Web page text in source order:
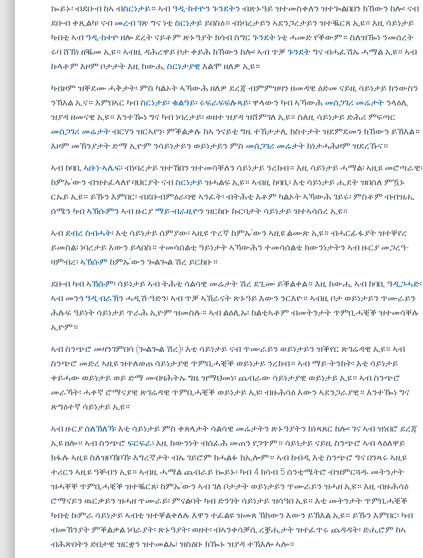
ኰይኑ፡ ብደቡብ ከኣ ብስርነታይ። ኣብ ዓዲ-ከተዮንጉንደትን ብጽኑዓይ ዝተመስቀለን ዝተጐልበበን ክኸውን ከሎ፡ ናብ
ደቡብ ቀጺልካ፡ ናብ መረብገጽ ግና ነቲስርነታይ ይበስዕ። ብነባረታይን ኣደንጋረታይን ዝተቘርጸ ኢዩ። እዚ ሳይነታይ
ካብቲ ኣብ ዓዲ-ከተዮዘሎ ደረት ናይቶም ጽኑዓያት ክሳብ ስግር ጉንደት ነቲ ሓመድ የቕውም። ስለዝዀነ ንመሰረት
ሩባ ሸኽነ ዘቘመ ኢዩ። ኣብዚ ዳሕረዋይ ቦታ ቀይሕ ክኸውን ከሎ፡ ኣብ ጥቓ ጉንደትግና ብሓፈሽኡ ሓማል ኢዩ። ኣብ
ኩላቶም እዞም ቦታታት እዚ ከውሒ ስርነታያዊ እልሞ ዘለዎ ኢዩ።
ካብዞም ዝቐደሙ ሓቅታት፡ ምስ ካልኦት ኣኻውሕ ዘለዎ ደረጃ ብምምዝዛን ዘመዳዊ ዕድመ ናይዚ ሳይነታይ ክንውስን
ንኽእል ኢና። እምበኣር ካብስርነታይ፡ ቁልዓይ፡ ሩፍራፍፍሉጻይ፡ ዋላውን ካብ ኣኻውሕ መሰጋገሪ መሬታት ንላዕሊ
ዝያዳ ዘመናዊ ኢዩ። እንተዀነ ግና ካብ ነባረታይ፡ ወዘተ ዝያዳ ዝሸምገለ ኢዩ። ስለዚ ሳይነታይ ድሕሪ ምፍጣር
መሰጋገሪ መሬታትብርሃን ዝርኣየን፡ ምቕልቃሉ ከኣ ንናይቲ ግዜ ተኸታታሊ ክስተታት ዝደምደመን ክኸውን ይኽእል።
እዞም መኽንያታት ድማ ኢዮም ንሳይነታይን ወይነታይን ምስ መሰጋገሪ መሬታት ከነታሓሕዞም ዝደረኹና።
ኣብ ከባቢ ኣቡነ-ኣሌፍ፡ ብነባረታይ ዝተኸበን ዝተመሳቐለን ሳይነታይ ንረክብ። እዚ ሳይነታይ ሓማል፡ ኣዚዩ መሮጣራዊ፡
ከምኡ’ውን ብዝተፈላለየ ባህርያት ናብስርነታይ ዝሓልፍ ኢዩ። ኣብዚ ከባቢ፡ እቲ ሳይነታይ ሒደት ዝበሰለ ምዃኑ
ርኡይ ኢዩ። ይኹን እምበር፡ ብደቡብምዕራባዊ ኣንፈት፡ ብትሕቲ እቶም ካልኦት ኣኻውሕ ገይሩ፡ ምስቶም ብብዝሒ
ሰሜን ካብኣኽሱምን ኣብ ዙርያማይ-ብራዚዮን ዝርከቡ ኩርባታት ሳይነታይ ዝተኣሳሰረ ኢዩ።
ኣብ ደብረ ስብሓት፡ እቲ ሳይነታይ ሰምያው፡ ኣዚዩ ጥረኛ ከምኡ’ውን ኣዚዩ ልሙጽ ኢዩ። ብሓርፊፋያት ዝተቐየረ
ይመስል፡ ነባረታይ እውን ይላበስ። ተመሳሰልቲ ዓይነታት ኣኻውሕን ተመሳሰልቲ ክውንነታትን ኣብ ዙርያ መጋረዓ-
ዛምብረ፡ኣኽሱም ከምኡ’ውን ጐልጐል ሽረ ይርከቡ።
ደቡብ ካብኣኽሱም፡ ሳይነታይ ኣብ ትሕቲ ሳልሳዊ መሬታት ሽረ ደጊሙ ይቕልቀል። እዚ ከውሒ ኣብ ከባቢ ዓዲጋሓድ፡
ኣብ መንጎ ዓዲ-በራኽን ሓዲሽ-ዓድን፡ ኣብ ጥቓ ኣኽራናት ጽኑዓይ እውን ንርእዮ። ኣብዚ ቦታ ወይነታይን ጥሙራይን
ሕሉፍ ዓይነት ሳይነታይ ጥራሕ ኢዮም ዝመስሉ። ኣብ ልዕሊኡ፡ ክልቲኣቶም ብመትንታት ጥምቢሓቒቕ ዝተመሳቐሉ
ኢዮም።
ኣብ ስንጭሮ መዛንገምበሳ (ጐልጐል ሽረ)፡ እቲ ሳይነታይ ናብ ጥሙራይን ወይነታይን ዝቕየር ጽገሬዳዊ ኢዩ። ኣብ
ስንጭሮ መድረ ኣዚዩ ዝተለወጠ ሳይነታያዊ ጥምቢሓቒቕ ወይነታይ ንረክብ። ኣብ ማይ-ትንከት፡ እቲ ሳይነታይ
ቀይሓው ወይነታይ ወይ ድማ መብዛሕትኡ ግዜ ዝማህመነ፡ ጨብራው ሳይነታያዊ ወይነታይ ኢዩ። ኣብ ስንጭሮ
መራኻት፡ ሓቀኛ ሮማናያዊ ጽገሬዳዊ ጥምቢሓቒቕ ወይነታይ ኢዩ፡ ብዙሕሳዕ እውን ኣደንጋራያዊ። እንተዀነ ግና
ጽግዕተኛ ሳይነታይ ኢዩ።
ኣብ ዙርያሰለኽለኻ፡ እቲ ሳይነታይ ምስ ቀጸላታት ሳልሳዊ መሬታትን ጽኑዓያትን ክነጻጸር ከሎ፡ ገና ኣብ ዝነበሮ ደረጃ
ኢዩ ዘሎ። ኣብ ስንጭሮ ፍርፍራ፡ እዚ ክውንነት ብሰፊሕ መጠን የጋጥም። ሳይነታይ ናይዚ ስንጭሮ ኣብ ላዕለዋይ
ክፋሉ ኣዚዩ ስለዝቦኽቦኸ፡ እግረኛታት ብኡ ገይሮም ክሓልፉ ክኢሎም። ኣብ ከብዲ እቲ ስንጭሮ ግና በንጻሩ ኣዚዩ
ተሪርን ኣዚዩ ዓቐብን ኢዩ። ኣብዚ ሓማል ጨብራይ ኰይኑ፡ ካብ 4 ክሳብ 5 ሰንቲሜትሮ ብዝምርጓዱ መትንታት
ዝሓቐቐ ጥምቢሓቒቕ ዝተቘርጸ፡ ከምኡ’ውን ኣብ ገለ ቦታታት ወይነታይን ጥሙራይን ዝሓዘ ኢዩ። እዚ ብዙሕሳዕ
ሮማናይን ዉርቃይን ዝሓዘ ጥሙራይ፡ ምናልባት ካብ ድንገት ሳይነታይ ዝሳዓበ ኢዩ። እቲ መትንታት ጥምቢሓቒቕ
ካብቲ ኩምራ ሳይነታይ ኣብቲ ዝተቐልቀለሉ እዋን ተፈልዩ ዝመጸ ኽከውን እውን ይኽእል ኢዩ። ይኹን እምበር፡ ካብ
ብመኽንያት ምቕልቃል ነባራያት፡ ጽኑዓያት፡ ወዘተ፡ ብኣንቀሳቓሲ ረቛሒታት ዝተፈጥሩ ጨዳዳት፡ ድሒሮም ከኣ
ብሕጽበትን ድበታዊ ዝርቋን ዝተመልኡ፡ ዝስዕቡ ክዀኑ ዝያዳ ተኽእሎ ኣሎ።